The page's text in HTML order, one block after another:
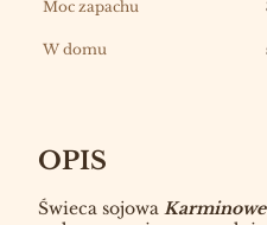
Moc zapachu
W domu
OPIS
Świeca sojowa